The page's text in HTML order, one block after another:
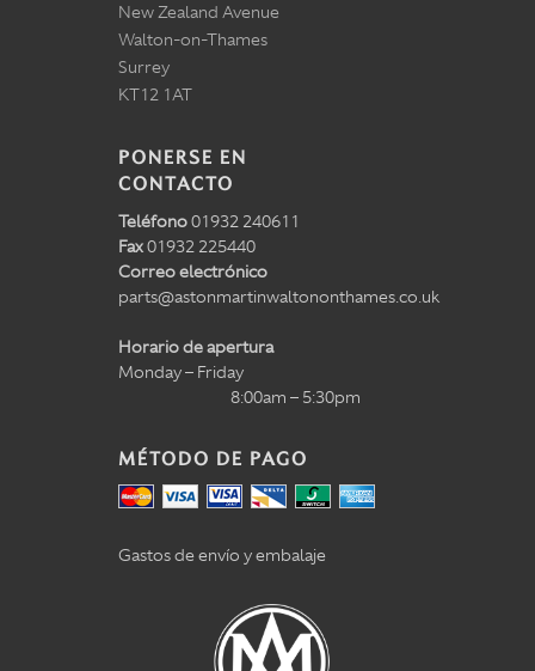
New Zealand Avenue
Walton-on-Thames
Surrey
KT12 1AT
PONERSE EN
CONTACTO
Teléfono01932 240611
Fax01932 225440
Correo electrónico
parts@astonmartinwaltononthames.co.uk
Horario de apertura
Monday – Friday
8:00am – 5:30pm
MÉTODO DE PAGO
Gastos de envío y embalaje